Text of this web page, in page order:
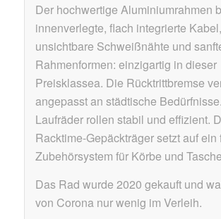
Der hochwertige Aluminiumrahmen
innenverlegte, flach integrierte Kabel,
unsichtbare Schweißnähte und
Rahmenformen: einzigartig in dieser
Preisklassea. Die Rücktrittbremse
angepasst an städtische
Laufräder rollen stabil und effizient.
Racktime-Gepäckträger setzt auf
Zubehörsystem für Körbe und
Das Rad wurde 2020 gekauft und
von Corona nur wenig im Verleih.